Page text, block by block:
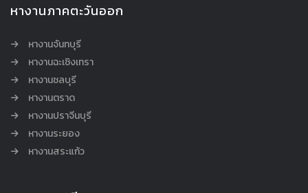
หางานภาคตะวันออก
หางานจันทบุรี
หางานฉะเชิงเทรา
หางานชลบุรี
หางานตราด
หางานปราจีนบุรี
หางานระยอง
หางานสระแก้ว